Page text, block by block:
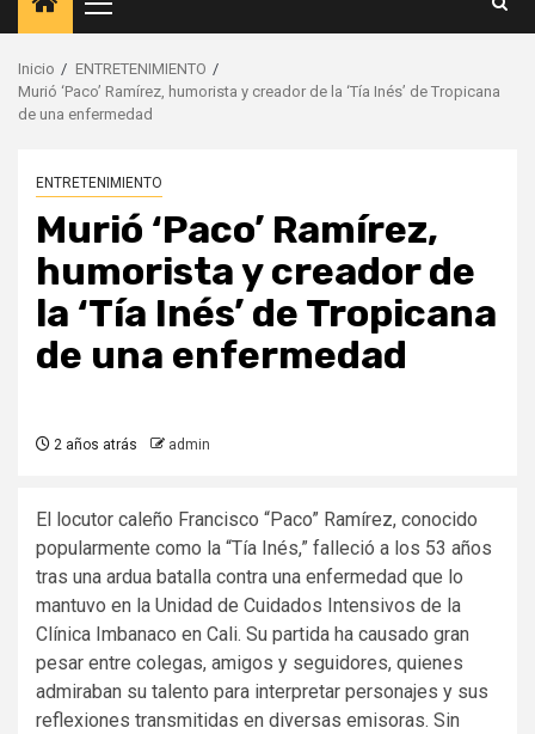
Menú
principal
Inicio
ENTRETENIMIENTO
Murió ‘Paco’ Ramírez, humorista y creador de la ‘Tía Inés’ de Tropicana
de una enfermedad
ENTRETENIMIENTO
Murió ‘Paco’ Ramírez,
humorista y creador de
la ‘Tía Inés’ de Tropicana
de una enfermedad
2 años atrás admin
El locutor caleño Francisco “Paco” Ramírez, conocido
popularmente como la “Tía Inés,” falleció a los 53 años
tras una ardua batalla contra una enfermedad que lo
mantuvo en la Unidad de Cuidados Intensivos de la
Clínica Imbanaco en Cali. Su partida ha causado gran
pesar entre colegas, amigos y seguidores, quienes
admiraban su talento para interpretar personajes y sus
reflexiones transmitidas en diversas emisoras. Sin